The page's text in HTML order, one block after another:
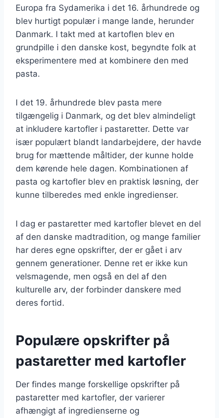
Europa fra Sydamerika i det 16. århundrede og
blev hurtigt populær i mange lande, herunder
Danmark. I takt med at kartoflen blev en
grundpille i den danske kost, begyndte folk at
eksperimentere med at kombinere den med
pasta.
I det 19. århundrede blev pasta mere
tilgængelig i Danmark, og det blev almindeligt
at inkludere kartofler i pastaretter. Dette var
især populært blandt landarbejdere, der havde
brug for mættende måltider, der kunne holde
dem kørende hele dagen. Kombinationen af
pasta og kartofler blev en praktisk løsning, der
kunne tilberedes med enkle ingredienser.
I dag er pastaretter med kartofler blevet en del
af den danske madtradition, og mange familier
har deres egne opskrifter, der er gået i arv
gennem generationer. Denne ret er ikke kun
velsmagende, men også en del af den
kulturelle arv, der forbinder danskere med
deres fortid.
Populære opskrifter på
pastaretter med kartofler
Der findes mange forskellige opskrifter på
pastaretter med kartofler, der varierer
afhængigt af ingredienserne og